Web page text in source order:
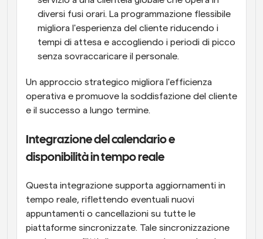
diversi fusi orari. La programmazione flessibile
migliora l'esperienza del cliente riducendo i
tempi di attesa e accogliendo i periodi di picco
senza sovraccaricare il personale.
Un approccio strategico migliora l'efficienza
operativa e promuove la soddisfazione del cliente
e il successo a lungo termine.
Integrazione del calendario e
disponibilità in tempo reale
Questa integrazione supporta aggiornamenti in
tempo reale, riflettendo eventuali nuovi
appuntamenti o cancellazioni su tutte le
piattaforme sincronizzate. Tale sincronizzazione